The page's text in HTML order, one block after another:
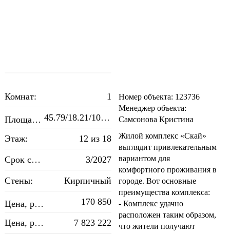
Комнат: 1
Площадь, м 2 : 45.79/18.21/10.95
Этаж: 12 из 18
Срок сдачи: 3/2027
Стены: Кирпичный
Цена, руб./м 170 850
Цена, руб.: 7 823 222
Номер объекта: 123736
Менеджер объекта:
Самсонова Кристина
Жилой комплекс «Скай»
выглядит привлекательным
вариантом для
комфортного проживания в
городе. Вот основные
преимущества комплекса:
- Комплекс удачно
расположен таким образом,
что жители получают